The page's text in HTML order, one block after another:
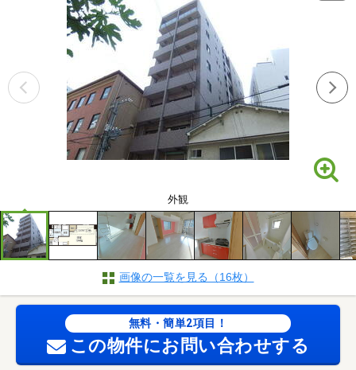
外観
画像の一覧を見る（16枚）
無料・簡単2項目！
この物件にお問い合わせする